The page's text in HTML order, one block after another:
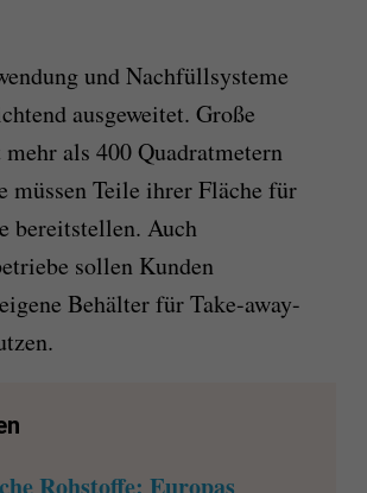
und Nachfüllsysteme
ausgeweitet. Große
als 400 Quadratmetern
müssen Teile ihrer Fläche für
bereitstellen. Auch
sollen Kunden
Behälter für Take-away-